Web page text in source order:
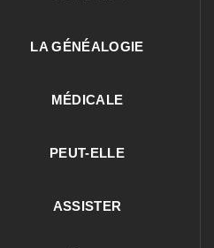
LA GÉNÉALOGIE
MÉDICALE
PEUT-ELLE
ASSISTER